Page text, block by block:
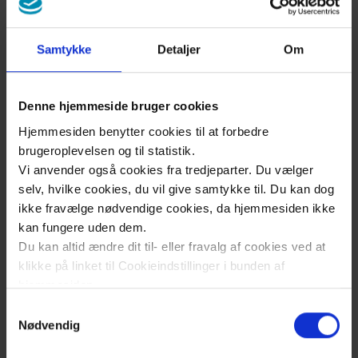
Samtykke Detaljer Om
Denne hjemmeside bruger cookies
Hjemmesiden benytter cookies til at forbedre
brugeroplevelsen og til statistik.
Vi anvender også cookies fra tredjeparter. Du vælger
selv, hvilke cookies, du vil give samtykke til. Du kan dog
ikke fravælge nødvendige cookies, da hjemmesiden ikke
kan fungere uden dem.
Du kan altid ændre dit til- eller fravalg af cookies ved at
klikke på linket til Cookieindstillinger i bunden af
hjemmesiden.
Læs mere om brugen af cookies på vores hjemmeside
Nødvendig
over, at barnet vil være tilbøjeligt til på
forhånd at indtage en holdning, der
meget let tvinger omgivelserne ind i de
modforanstaltninger og genreaktioner,
igangsættende.
Det er derfor så vigtigt ved en sådan
miljøbehandling fra den første dag at
undgå at medvirke ved denne
forventningens onde cirkel”.
samfund og inddragelse af familien som en